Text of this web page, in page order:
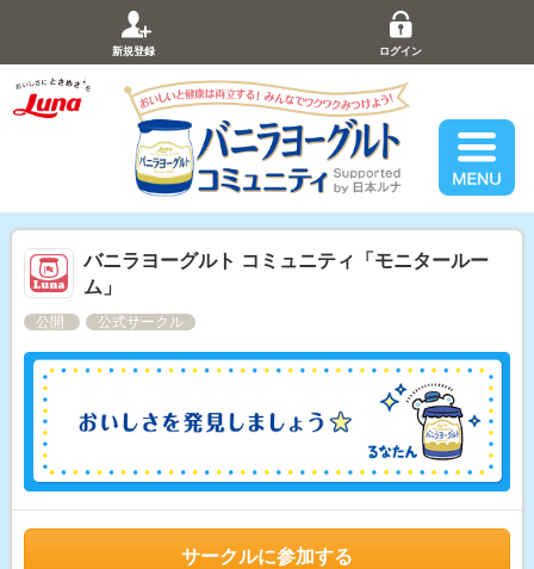
新規登録 ログイン
バニラヨーグルト コミュニティ「モニタールー
ム」
公開 公式サークル
サークルに参加する